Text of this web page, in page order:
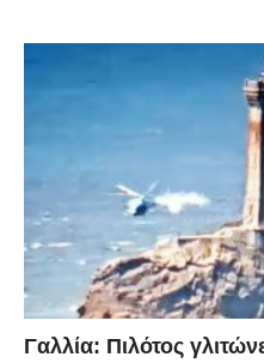
Γαλλία: Πιλότος